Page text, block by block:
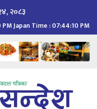
२०८३
PMJapan Time :07:44:11 PM